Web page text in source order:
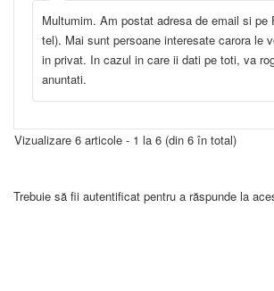
Multumim. Am postat adresa de email si pe
tel). Mai sunt persoane interesate carora le
in privat. In cazul in care ii dati pe toti, va
anuntati.
Vizualizare 6 articole - 1 la 6 (din 6 în total)
Trebuie să fii autentificat pentru a răspunde la